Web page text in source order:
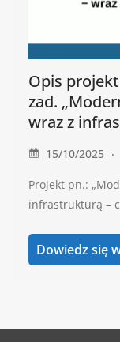
Opis
zad.
wraz z
15/10/2025
Projekt pn.:
infrastrukturą –
Dowiedz się